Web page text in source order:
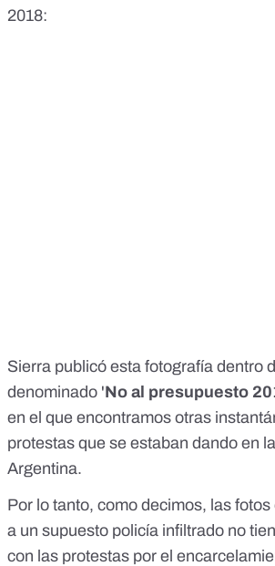
2018:
Sierra publicó esta fotografía dentro
denominado 'No al presupuesto
en el que encontramos otras
protestas que se estaban dando en
Argentina.
Por lo tanto, como decimos, las
a un supuesto policía infiltrado no
con las protestas por el